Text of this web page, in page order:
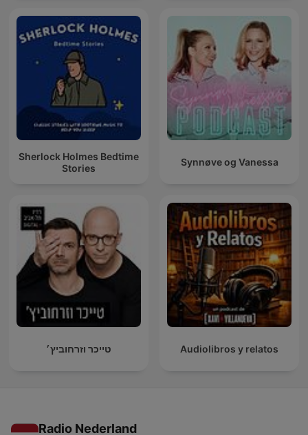
Sherlock Holmes Bedtime
Stories
Synnøve og Vanessa
טייכר וזרחוביץ׳ Audiolibros y relatos
Radio Nederland